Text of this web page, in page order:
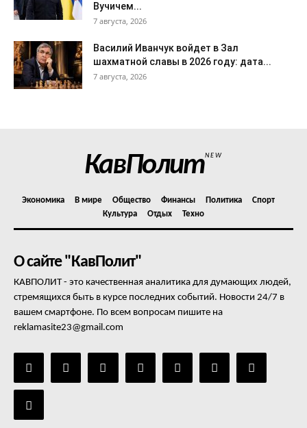
Вучичем...
7 августа, 2026
Василий Иванчук войдет в Зал
шахматной славы в 2026 году: дата...
7 августа, 2026
КавПолитNEW
Экономика В мире Общество Финансы Политика
Спорт
Культура
Отдых Техно
О сайте "КавПолит"
КАВПОЛИТ - это качественная аналитика для думающих людей,
стремящихся быть в курсе последних событий. Новости 24/7 в
вашем смартфоне. По всем вопросам пишите на
reklamasite23@gmail.com